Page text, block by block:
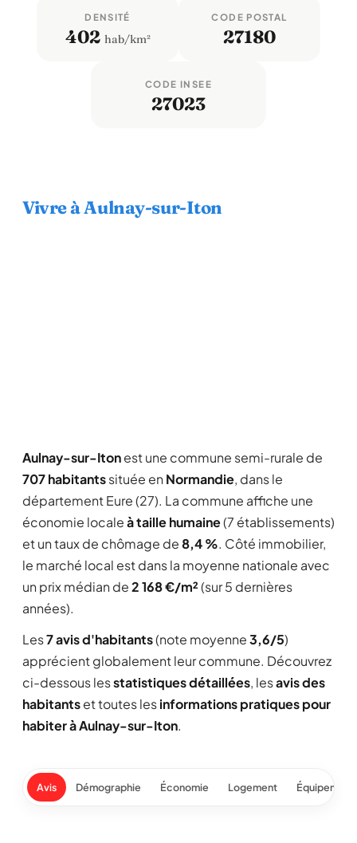
DENSITÉ
402 hab/km²
CODE POSTAL
27180
CODE INSEE
27023
Vivre à Aulnay-sur-Iton
Aulnay-sur-Itonest une commune semi-rurale de
707 habitantssituée en Normandie, dans le
département Eure (27). La commune affiche une
économie localeà taille humaine(7 établissements)
et un taux de chômage de8,4 %. Côté immobilier,
le marché local est dans la moyenne nationale avec
un prix médian de2 168 €/m²(sur 5 dernières
années).
Les7 avis d'habitants(note moyenne3,6/5)
apprécient globalement leur commune. Découvrez
ci-dessous lesstatistiques détaillées, lesavis des
habitantset toutes lesinformations pratiques pour
habiter à Aulnay-sur-Iton.
Avis Démographie Économie Logement